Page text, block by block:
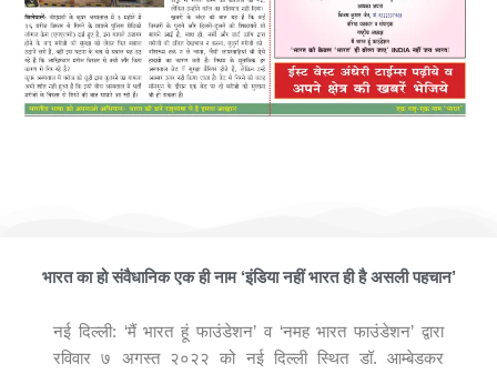
भारत का हो संवैधानिक एक ही नाम ‘इंडिया नहीं भारत ही है असली पहचान’
नई दिल्ली: ‘मैं भारत हूं फाउंडेशन’ व ‘नमह भारत फाउंडेशन’ द्वारा
रविवार ७ अगस्त २०२२ को नई दिल्ली स्थित डॉ. आम्बेडकर